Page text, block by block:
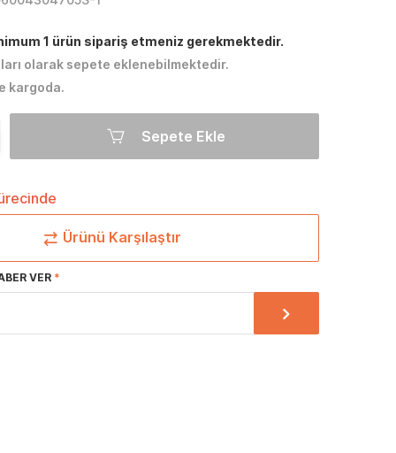
1 ürün sipariş etmeniz gerekmektedir.
olarak sepete eklenebilmektedir.
kargoda.
Sepete Ekle
Ürünü Karşılaştır
VER